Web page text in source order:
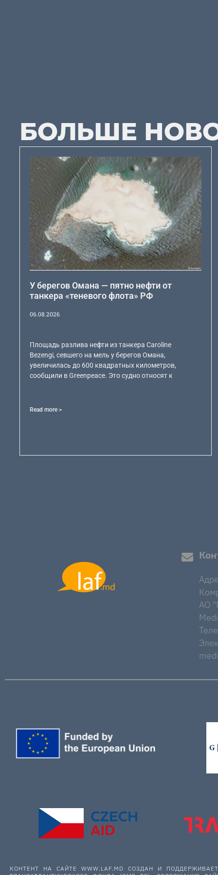
БОЛЬШЕ
У берегов Омана — пятно нефти от
танкера «теневого флота» РФ
06.08.2026
Площадь разлива нефти из танкера Caroline
Bezengi, севшего на мель у берегов Омана,
увеличилась до 600 квадратных километров,
сообщили в Greenpeace. Это судно относят к
Read more >
AO
КОНТЕНТ НА САЙТЕ WWW.LAF.MD СОЗДАН И